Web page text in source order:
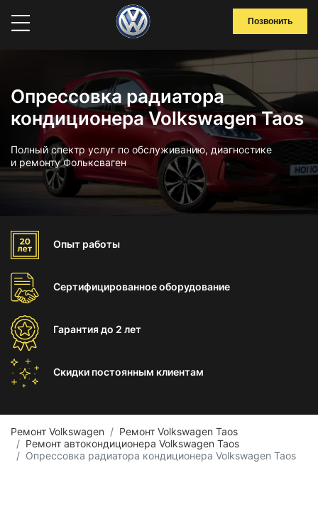
Позвонить
Опрессовка радиатора
кондиционера Volkswagen Taos
Полный спектр услуг по обслуживанию, диагностике
и ремонту Фольксваген
Опыт работы
Сертифицированноеоборудование
Гарантиядо 2 лет
Скидки постоянным клиентам
Ремонт Volkswagen
Ремонт Volkswagen Taos
Ремонт автокондиционера Volkswagen Taos
Опрессовка радиатора кондиционера Volkswagen Taos